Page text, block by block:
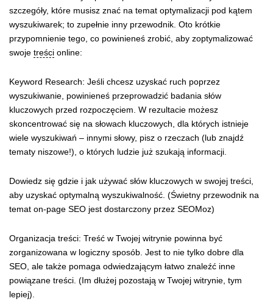
szczegóły, które musisz znać na temat optymalizacji pod kątem
wyszukiwarek; to zupełnie inny przewodnik. Oto krótkie
przypomnienie tego, co powinieneś zrobić, aby zoptymalizować
swoje treści online:
Keyword Research: Jeśli chcesz uzyskać ruch poprzez
wyszukiwanie, powinieneś przeprowadzić badania słów
kluczowych przed rozpoczęciem. W rezultacie możesz
skoncentrować się na słowach kluczowych, dla których istnieje
wiele wyszukiwań – innymi słowy, pisz o rzeczach (lub znajdź
tematy niszowe!), o których ludzie już szukają informacji.
Dowiedz się gdzie i jak używać słów kluczowych w swojej treści,
aby uzyskać optymalną wyszukiwalność. (Świetny przewodnik na
temat on-page SEO jest dostarczony przez SEOMoz)
Organizacja treści: Treść w Twojej witrynie powinna być
zorganizowana w logiczny sposób. Jest to nie tylko dobre dla
SEO, ale także pomaga odwiedzającym łatwo znaleźć inne
powiązane treści. (Im dłużej pozostają w Twojej witrynie, tym
lepiej).